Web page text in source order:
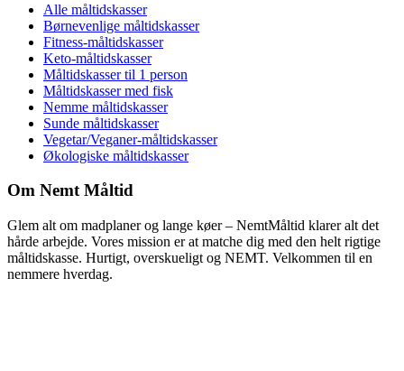
Alle måltidskasser
Børnevenlige måltidskasser
Fitness-måltidskasser
Keto-måltidskasser
Måltidskasser til 1 person
Måltidskasser med fisk
Nemme måltidskasser
Sunde måltidskasser
Vegetar/Veganer-måltidskasser
Økologiske måltidskasser
Om Nemt Måltid
Glem alt om madplaner og lange køer – NemtMåltid klarer alt det
hårde arbejde. Vores mission er at matche dig med den helt rigtige
måltidskasse. Hurtigt, overskueligt og NEMT. Velkommen til en
nemmere hverdag.